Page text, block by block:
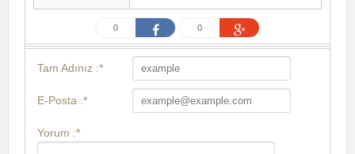
0 0
Tam Adınız :*
E-Posta :*
Yorum :*